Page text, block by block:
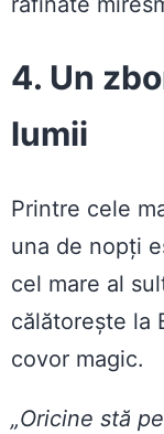
4. Un
lumii
Printre cele
una de nopți
cel mare al
călătorește la
covor magic.
„Oricine stă